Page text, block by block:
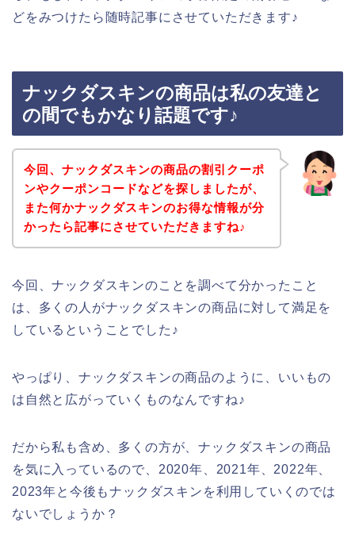
どをみつけたら随時記事にさせていただきます♪
ナックダスキンの商品は私の友達と
の間でもかなり話題です♪
今回、ナックダスキンの商品の割引クーポ
ンやクーポンコードなどを探しましたが、
また何かナックダスキンのお得な情報が分
かったら記事にさせていただきますね♪
今回、ナックダスキンのことを調べて分かったこと
は、多くの人がナックダスキンの商品に対して満足を
しているということでした♪
やっぱり、ナックダスキンの商品のように、いいもの
は自然と広がっていくものなんですね♪
だから私も含め、多くの方が、ナックダスキンの商品
を気に入っているので、2020年、2021年、2022年、
2023年と今後もナックダスキンを利用していくのでは
ないでしょうか？